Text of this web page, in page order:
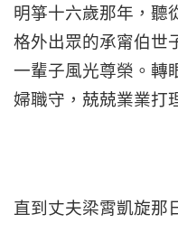
明箏十六歲那年，聽
格外出眾的承甯伯世
一輩子風光尊榮。轉
婦職守，兢兢業業打
直到丈夫梁霄凱旋那